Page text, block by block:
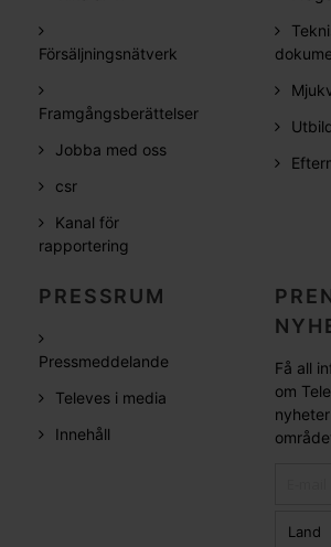
Försäljningsnätverk
Framgångsberättelser
Jobba med oss
csr
Kanal för
rapportering
PRESSRUM
Pressmeddelande
Televes i media
Innehåll
Få all
om